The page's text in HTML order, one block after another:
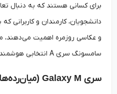
برای کسانی هستند که به دنبال تعادل
دانشجویان، کارمندان و کاربرانی که
و عکاسی روزمره اهمیت می‌دهند،
سامسونگ سری A انتخابی هوشمندانه داشته باشند.
سریGalaxy M ( میان‌رده‌های